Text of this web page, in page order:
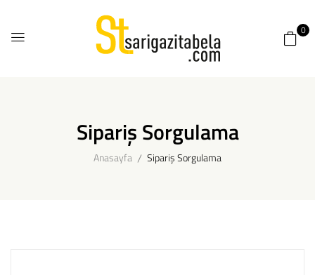
0
Sipariş Sorgulama
Anasayfa Sipariş Sorgulama